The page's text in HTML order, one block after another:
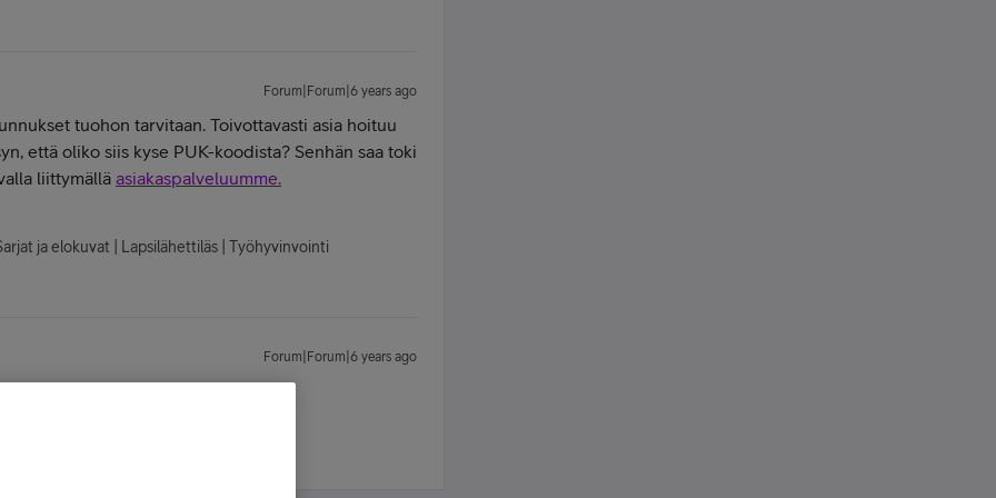
Forum|Forum|6 years ago
tuohon tarvitaan. Toivottavasti asia hoituu
että oliko siis kyse PUK-koodista? Senhän saa toki
liittymällä asiakaspalveluumme.
ja elokuvat | Lapsilähettiläs | Työhyvinvointi
Forum|Forum|6 years ago